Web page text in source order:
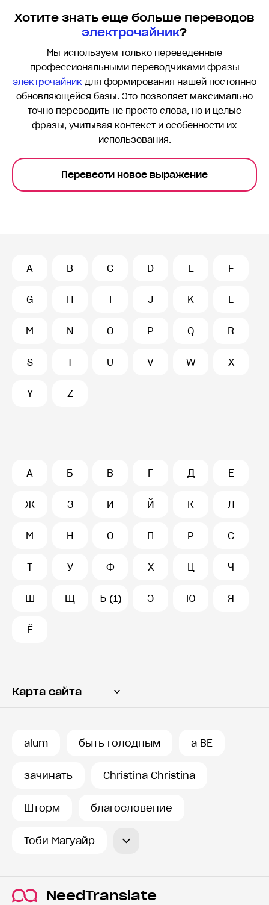
Хотите знать еще больше переводов
электрочайник?
Мы используем только переведенные
профессиональными переводчиками фразы
электрочайник для формирования нашей постоянно
обновляющейся базы. Это позволяет максимально
точно переводить не просто слова, но и целые
фразы, учитывая контекст и особенности их
использования.
Перевести новое выражение
A B C D E F
G H I J K L
M N O P Q R
S T U V W X
Y Z
А Б В Г Д Е
Ж З И Й К Л
М Н О П Р С
Т У Ф Х Ц Ч
Ш Щ Ъ (1) Э Ю Я
Ё
Карта сайта
alum быть голодным a BE
зачинать Christina Christina
Шторм благословение
Тоби Магуайр
NeedTranslate